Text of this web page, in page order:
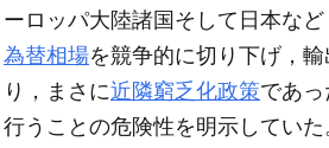
ーロッパ大陸諸国そして日本な
為替相場を競争的に切り下げ，
り，まさに近隣窮乏化政策であ
行うことの危険性を明示してい